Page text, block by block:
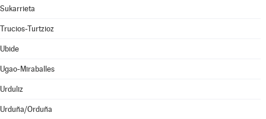
Sukarrieta
Trucios-Turtzioz
Ubide
Ugao-Miraballes
Urduliz
Urduña/Orduña